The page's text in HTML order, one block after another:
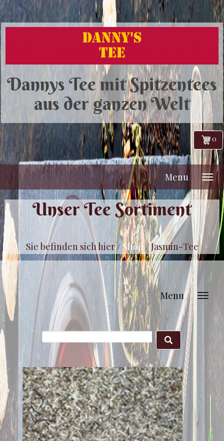
Dannys Tee mit Spitzentees
aus der ganzen Welt
0
Menu
Unser Tee Sortiment
Sie befinden sich hier / Shop/Jasmin-Tee
Menu